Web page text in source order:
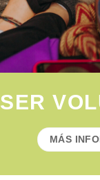
SER
MÁS